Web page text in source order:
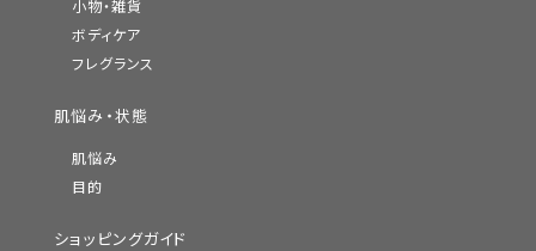
小物・雑貨
ボディケア
フレグランス
肌悩み・状態
肌悩み
目的
ショッピングガイド